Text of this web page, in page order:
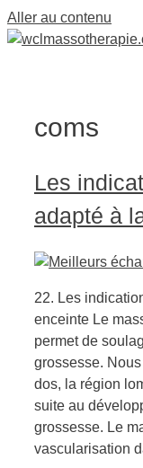
Aller au contenu
coms
Les
adapté à
22. Les
enceinte Le
permet de
grossesse.
dos, la région
suite au
grossesse. Le
vascularisation